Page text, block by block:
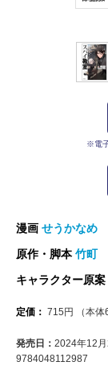
※電
漫画 せうかなめ
原作・脚本竹町
キャラクター原案
定価： 715 円 （本体
発売日： 2024年12月
9784048112987